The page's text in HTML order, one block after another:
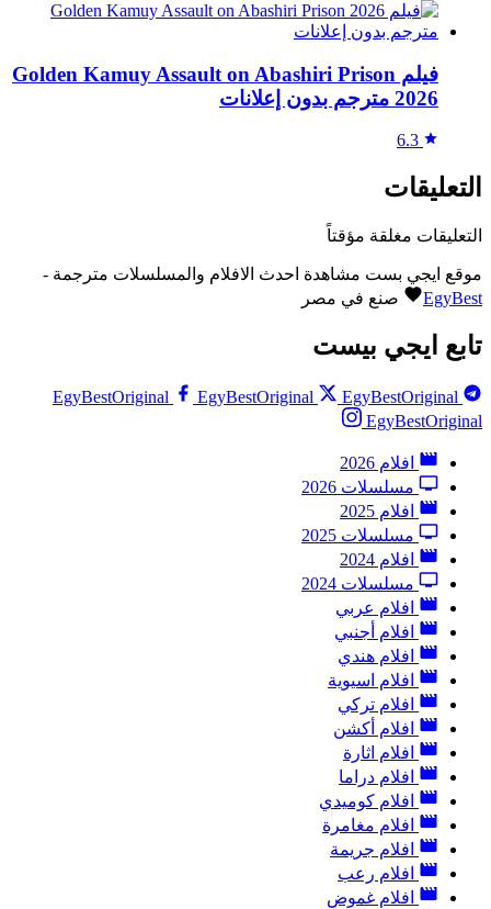
فيلم Golden Kamuy Assault on Abashiri Prison
2026 مترجم بدون إعلانات
6.3
التعليقات
التعليقات مغلقة مؤقتاً
موقع ايجي بست مشاهدة احدث الافلام والمسلسلات مترجمة -
EgyBest
صنع في مصر
تابع ايجي بيست
EgyBestOriginal EgyBestOriginal
EgyBestOriginal
EgyBestOriginal
افلام 2026
مسلسلات 2026
افلام 2025
مسلسلات 2025
افلام 2024
مسلسلات 2024
افلام عربي
افلام أجنبي
افلام هندي
افلام اسيوية
افلام تركي
افلام أكشن
افلام اثارة
افلام دراما
افلام كوميدي
افلام مغامرة
افلام جريمة
افلام رعب
افلام غموض